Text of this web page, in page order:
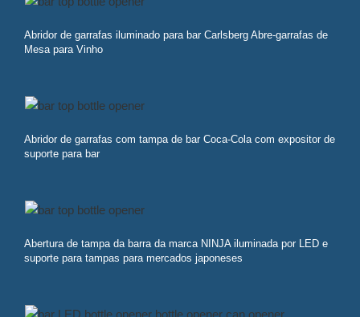
Abridor de garrafas iluminado para bar Carlsberg Abre-garrafas de
Mesa para Vinho
Abridor de garrafas com tampa de bar Coca-Cola com expositor de
suporte para bar
Abertura de tampa da barra da marca NINJA iluminada por LED e
suporte para tampas para mercados japoneses